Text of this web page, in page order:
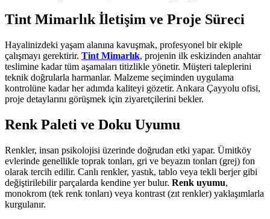
Tint Mimarlık İletişim ve Proje Süreci
Hayalinizdeki yaşam alanına kavuşmak, profesyonel bir ekiple
çalışmayı gerektirir. Tint Mimarlık, projenin ilk eskizinden anahtar
teslimine kadar tüm aşamaları titizlikle yönetir. Müşteri taleplerini
teknik doğrularla harmanlar. Malzeme seçiminden uygulama
kontrolüne kadar her adımda kaliteyi gözetir. Ankara Çayyolu ofisi,
proje detaylarını görüşmek için ziyaretçilerini bekler.
Renk Paleti ve Doku Uyumu
Renkler, insan psikolojisi üzerinde doğrudan etki yapar. Ümitköy
evlerinde genellikle toprak tonları, gri ve beyazın tonları (grej) fon
olarak tercih edilir. Canlı renkler, yastık, tablo veya tekli berjer gibi
değiştirilebilir parçalarda kendine yer bulur. Renk uyumu,
monokrom (tek renk tonları) veya kontrast (zıt renkler) yaklaşımlarla
kurgulanır.